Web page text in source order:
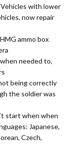
with lower
now repair
ammo box
needed to,
being correctly
the soldier was
start when when
Japanese,
Czech,